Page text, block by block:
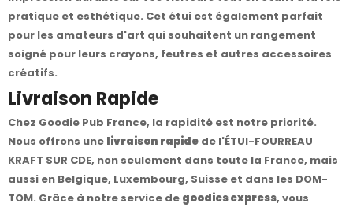
pratique et esthétique. Cet étui est également parfait
pour les amateurs d'art qui souhaitent un rangement
soigné pour leurs crayons, feutres et autres accessoires
créatifs.
Livraison Rapide
Chez Goodie Pub France, la rapidité est notre priorité.
Nous offrons une livraison rapide de l'ÉTUI-FOURREAU
KRAFT SUR CDE, non seulement dans toute la France, mais
aussi en Belgique, Luxembourg, Suisse et dans les DOM-
TOM. Grâce à notre service de goodies express, vous